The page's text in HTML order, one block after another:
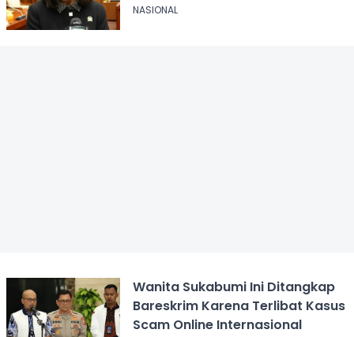
NASIONAL
Wanita Sukabumi Ini Ditangkap
Bareskrim Karena Terlibat Kasus
Scam Online Internasional